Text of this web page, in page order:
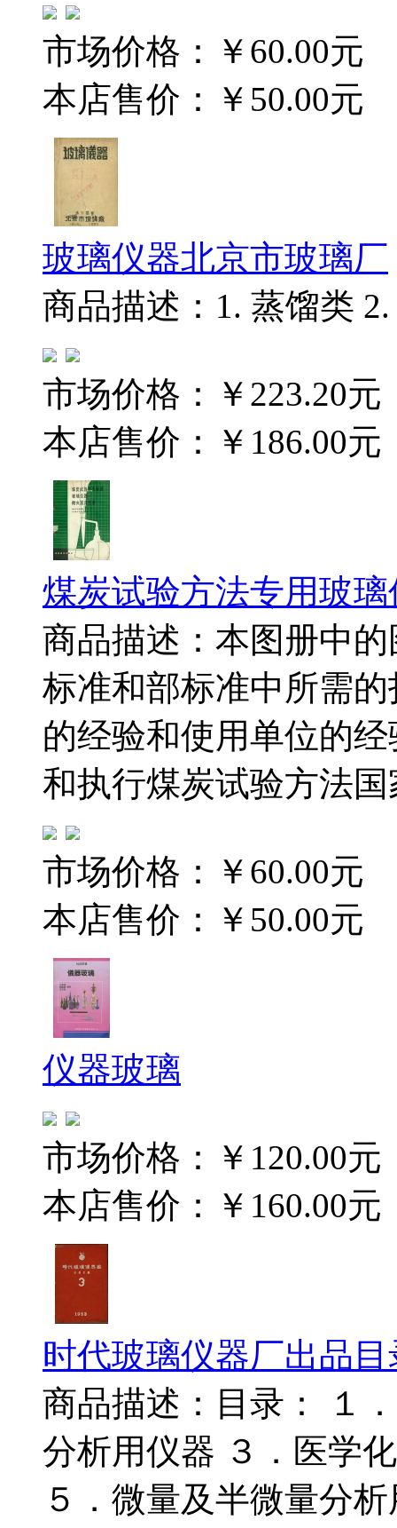
市场价格：
￥60.00元
本店售价：
￥50.00元
玻璃仪器北京市玻璃厂
商品描述：1. 蒸馏类
市场价格：
￥223.20元
本店售价：
￥186.00元
煤炭试验方法专用玻
商品描述：本图册中
标准和部标准中所需
的经验和使用单位的
和执行煤炭试验方法
市场价格：
￥60.00元
本店售价：
￥50.00元
仪器玻璃
市场价格：
￥120.00元
本店售价：
￥160.00元
时代玻璃仪器厂出品目
商品描述：目录： １
分析用仪器 ３．医学
５．微量及半微量分